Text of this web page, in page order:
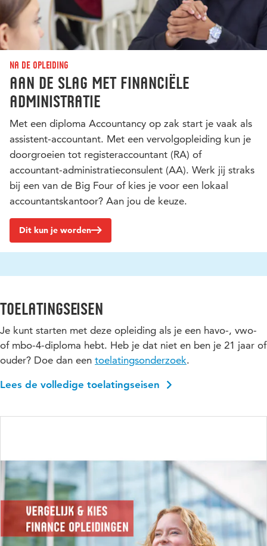
Na de opleiding
Aan de slag met financiële
administratie
Met een diploma Accountancy op zak start je vaak als
assistent-accountant. Met een vervolgopleiding kun je
doorgroeien tot registeraccountant (RA) of
accountant-administratieconsulent (AA). Werk jij straks
bij een van de Big Four of kies je voor een lokaal
accountantskantoor? Aan jou de keuze.
Dit kun je worden
Toelatingseisen
Je kunt starten met deze opleiding als je een havo-, vwo-
of mbo-4-diploma hebt. Heb je dat niet en ben je 21 jaar of
ouder? Doe dan een toelatingsonderzoek.
Lees de volledige toelatingseisen